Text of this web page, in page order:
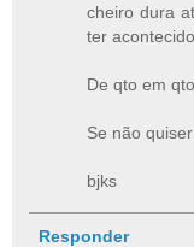
cheiro dura
ter
De qto em
Se não
bjks
Responder